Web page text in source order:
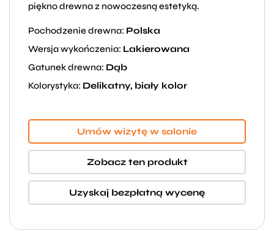
piękno drewna z nowoczesną estetyką.
Pochodzenie drewna: Polska
Wersja wykończenia: Lakierowana
Gatunek drewna: Dąb
Kolorystyka: Delikatny, biały kolor
Umów wizytę w salonie
Zobacz ten produkt
Uzyskaj bezpłatną wycenę